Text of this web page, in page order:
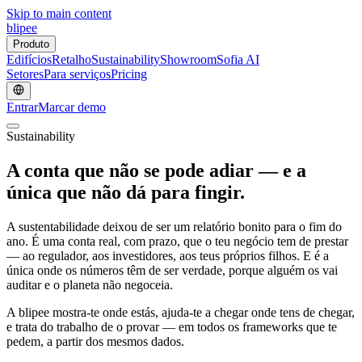
Skip to main content
blipee
Produto
EdifíciosRetalhoSustainabilityShowroomSofia AI
SetoresPara serviçosPricing
EntrarMarcar demo
Sustainability
A conta que não se pode adiar — e a
única que não dá para fingir.
A sustentabilidade deixou de ser um relatório bonito para o fim do
ano. É uma conta real, com prazo, que o teu negócio tem de prestar
— ao regulador, aos investidores, aos teus próprios filhos. E é a
única onde os números têm de ser verdade, porque alguém os vai
auditar e o planeta não negoceia.
A blipee mostra-te onde estás, ajuda-te a chegar onde tens de chegar,
e trata do trabalho de o provar — em todos os frameworks que te
pedem, a partir dos mesmos dados.